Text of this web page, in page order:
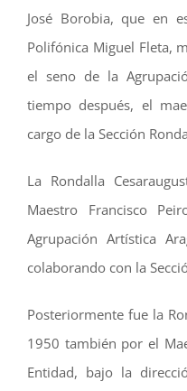
José Borobia, que en
Polifónica Miguel Fleta,
el seno de la
tiempo después, el
cargo de la Sección
La Rondalla
Maestro Francisco
Agrupación Artística
colaborando con la
Posteriormente fue la
1950 también por el
Entidad, bajo la